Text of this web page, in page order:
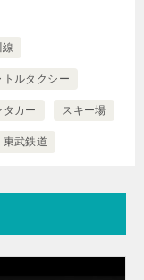
トルタクシー
タカー スキー場
東武鉄道